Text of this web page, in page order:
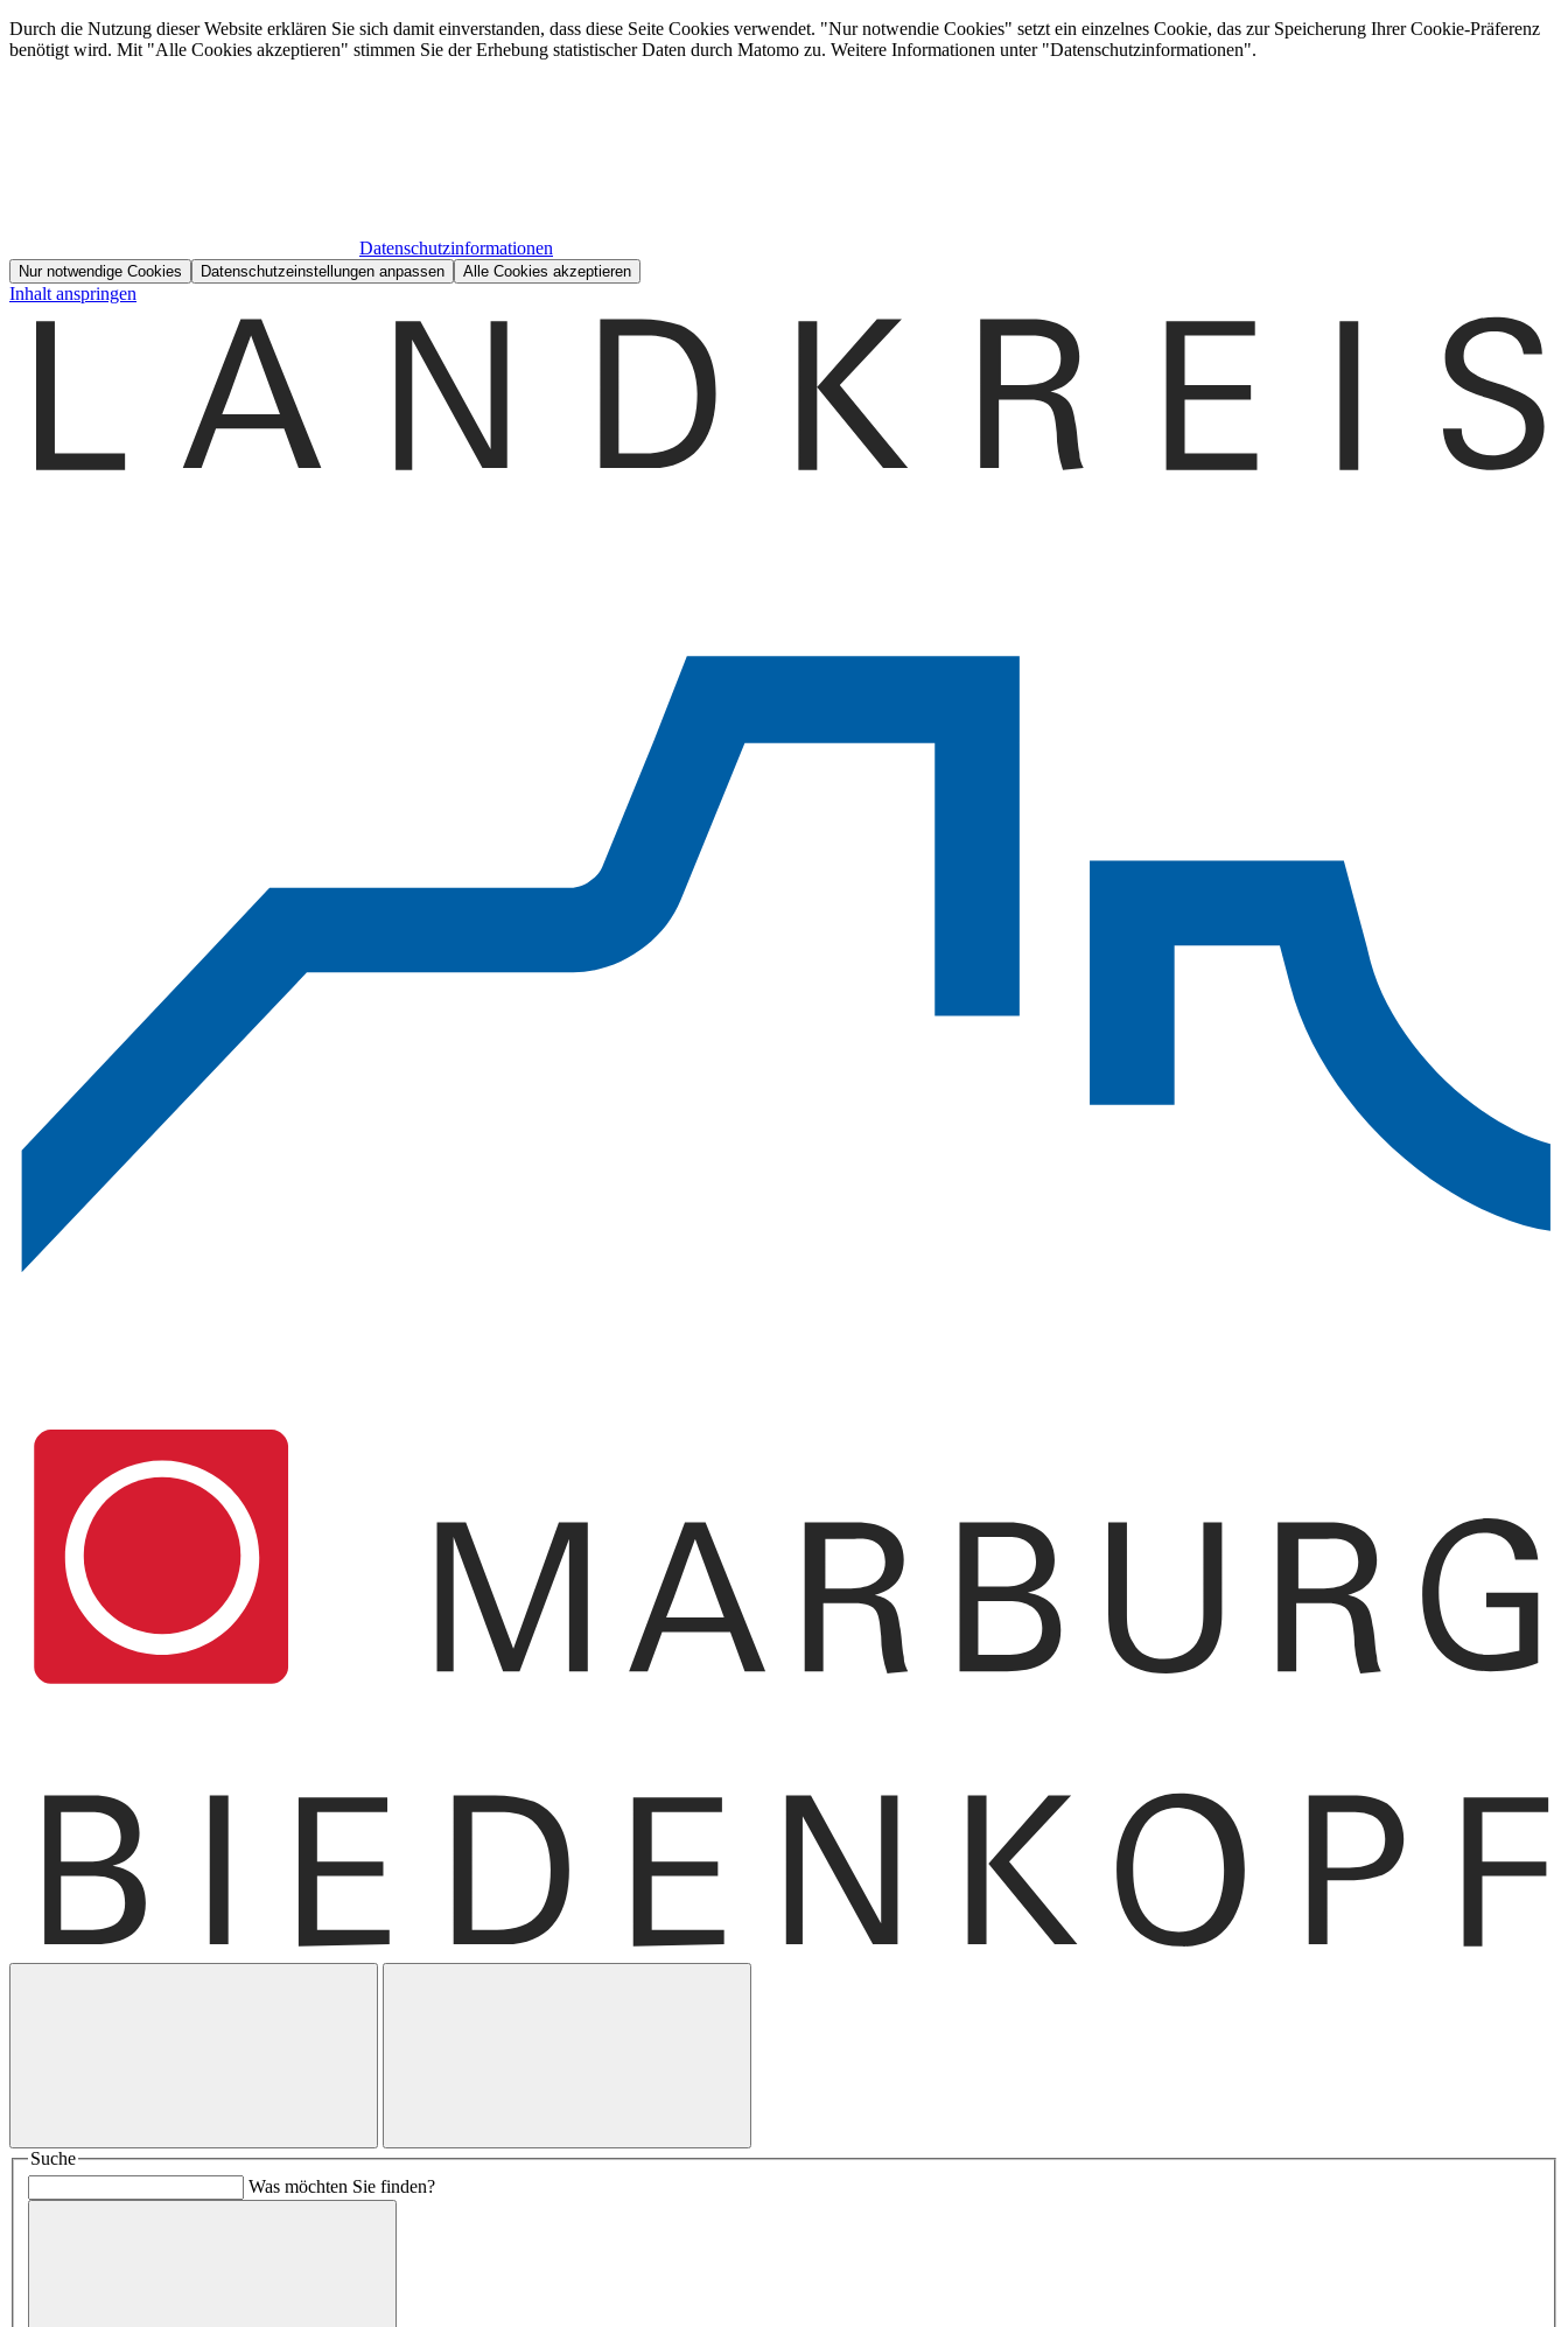
Durch die Nutzung dieser Website erklären Sie sich damit einverstanden, dass diese Seite Cookies verwendet. "Nur notwendie Cookies" setzt ein einzelnes Cookie, das zur Speicherung Ihrer Cookie-Präferenz
benötigt wird. Mit "Alle Cookies akzeptieren" stimmen Sie der Erhebung statistischer Daten durch Matomo zu. Weitere Informationen unter "Datenschutzinformationen".
Datenschutzinformationen
Nur notwendige Cookies Datenschutzeinstellungen anpassen Alle Cookies akzeptieren
Inhalt anspringen
Suche
Was möchten Sie finden?